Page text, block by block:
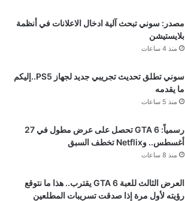
مصدر: سوني تبحث آلية ادخال الاعلانات في أنظمة
بلايستيشن
منذ 4 ساعات
سوني تطلق تحديث تجريبي جديد لجهاز PS5..إليكم
ما يقدمه
منذ 5 ساعات
رسمياً: GTA 6 تحصل على عرض مطول في 27
أغسطس.. وNetflix تخطف السبق
منذ 8 ساعات
العرض الثالث للعبة GTA 6 يقترب.. هذا ما نتوقع
رؤيته لأول مرة إذا صدقت تسريبات المطلعين